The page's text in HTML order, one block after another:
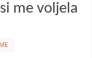
me voljela